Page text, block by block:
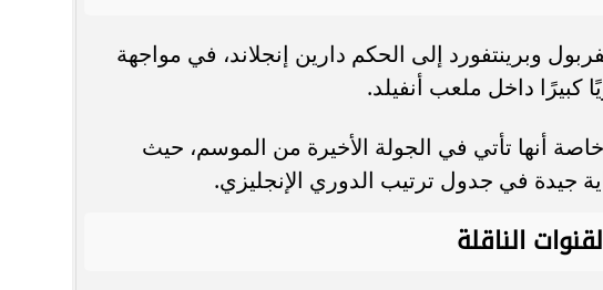
وبرينتفورد إلى الحكم دارين إنجلاند، في مواجهة
كبيرًا داخل ملعب أنفيلد.
أنها تأتي في الجولة الأخيرة من الموسم، حيث
جيدة في جدول ترتيب الدوري الإنجليزي.
الناقلة